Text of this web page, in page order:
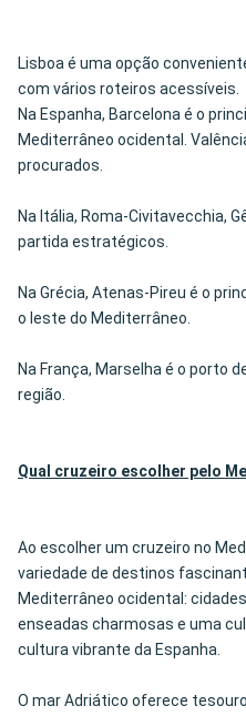
Lisboa é uma opção
com vários roteiros acessíveis.
Na Espanha, Barcelona é o
Mediterrâneo ocidental.
procurados.
Na Itália, Roma-Civitavecchia,
partida estratégicos.
Na Grécia, Atenas-Pireu é o
o leste do Mediterrâneo.
Na França, Marselha é o porto
região.
Qual cruzeiro escolher pelo
Ao escolher um cruzeiro no
variedade de destinos
Mediterrâneo ocidental:
enseadas charmosas e uma
cultura vibrante da Espanha.
O mar Adriático oferece